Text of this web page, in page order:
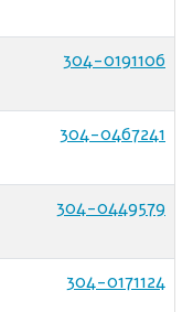
304-0191106
304-0467241
304-0449579
304-0171124